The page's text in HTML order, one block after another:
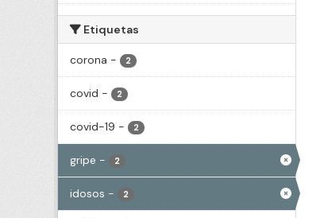
Etiquetas
corona - 2
covid - 2
covid-19 - 2
gripe - 2
idosos - 2